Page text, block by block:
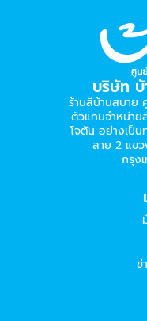
บริษัท บ้
ร้านสีบ้านสบาย
ตัวแทนจำหน่าย
โจตัน อย่างเป็
สาย 2 แข
กรุง
ข่